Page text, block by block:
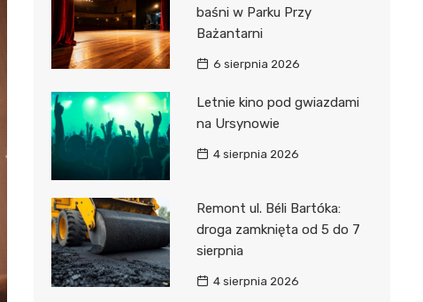
baśni w Parku Przy
Bażantarni
6 sierpnia 2026
Letnie kino pod gwiazdami
na Ursynowie
4 sierpnia 2026
Remont ul. Béli Bartóka:
droga zamknięta od 5 do 7
sierpnia
4 sierpnia 2026